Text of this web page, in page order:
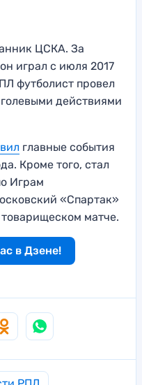
ЦСКА. За
играл с июля 2017
футболист провел
действиями
главные события
Кроме того, стал
Играм
«Спартак»
матче.
в Дзене!